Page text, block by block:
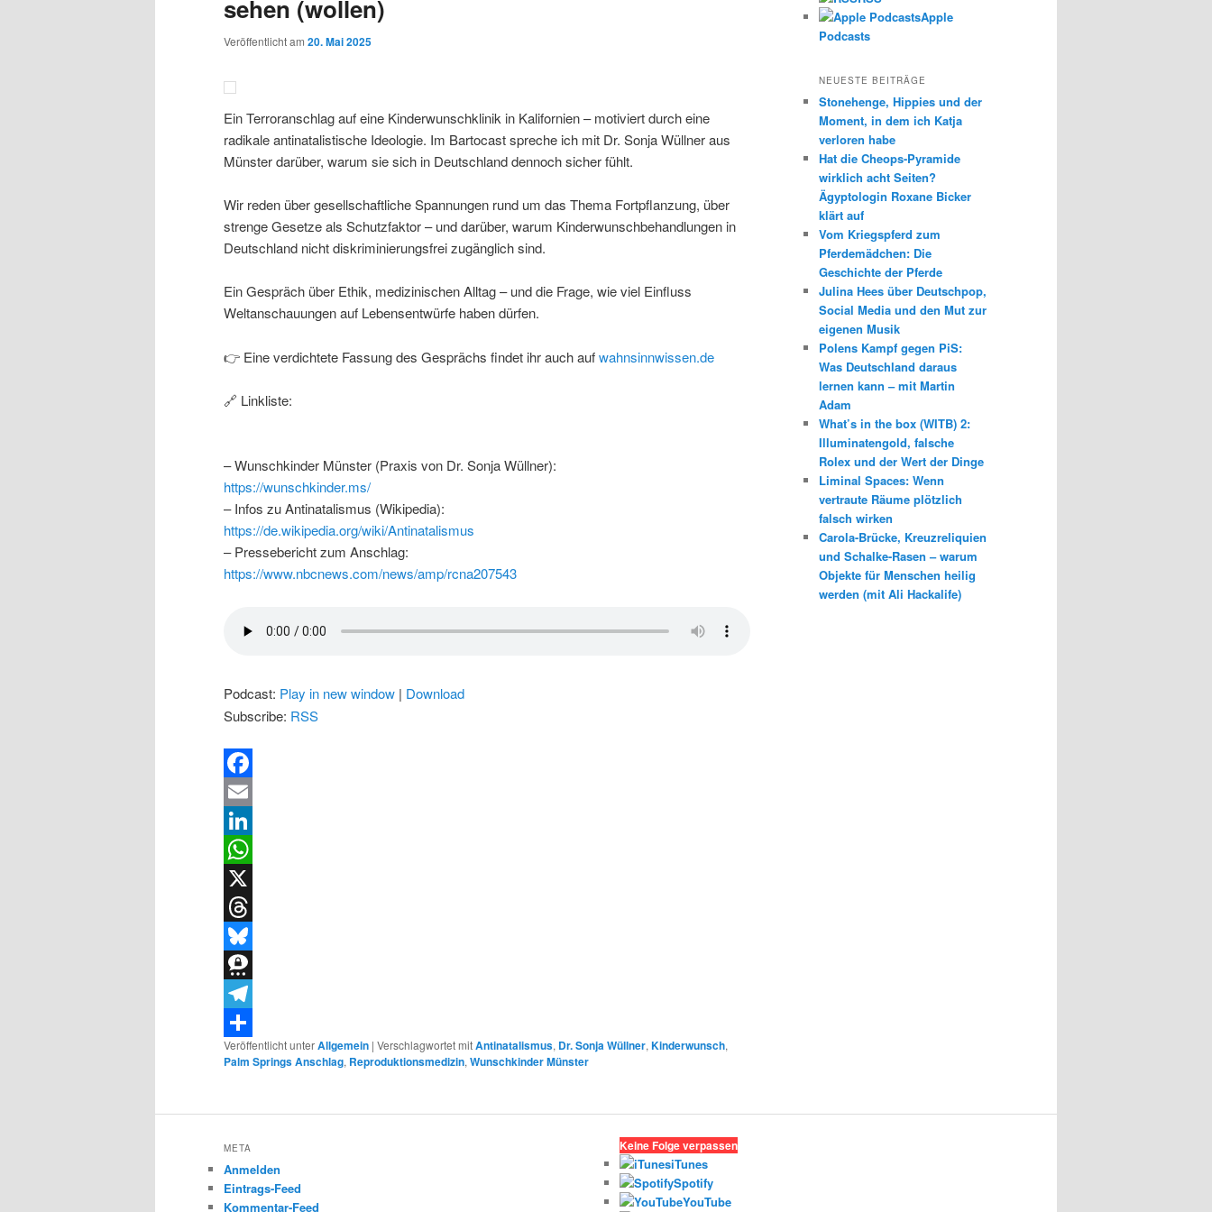
sehen (wollen)
Veröffentlicht am 20. Mai 2025
Ein Terroranschlag auf eine Kinderwunschklinik in Kalifornien – motiviert durch eine
radikale antinatalistische Ideologie. Im Bartocast spreche ich mit Dr. Sonja Wüllner aus
Münster darüber, warum sie sich in Deutschland dennoch sicher fühlt.
Wir reden über gesellschaftliche Spannungen rund um das Thema Fortpflanzung, über
strenge Gesetze als Schutzfaktor – und darüber, warum Kinderwunschbehandlungen in
Deutschland nicht diskriminierungsfrei zugänglich sind.
Ein Gespräch über Ethik, medizinischen Alltag – und die Frage, wie viel Einfluss
Weltanschauungen auf Lebensentwürfe haben dürfen.
👉 Eine verdichtete Fassung des Gesprächs findet ihr auch aufwahnsinnwissen.de
🔗 Linkliste:
– Wunschkinder Münster (Praxis von Dr. Sonja Wüllner):
https://wunschkinder.ms/
– Infos zu Antinatalismus (Wikipedia):
https://de.wikipedia.org/wiki/Antinatalismus
– Pressebericht zum Anschlag:
https://www.nbcnews.com/news/amp/rcna207543
Podcast: Play in new window | Download
Subscribe: RSS
Facebook
Email
LinkedIn
WhatsApp
X
Threads
Bluesky
Threema
Telegram
Teilen
Veröffentlicht unterAllgemein | Verschlagwortet mitAntinatalismus, Dr. Sonja Wüllner, Kinderwunsch,
Palm Springs Anschlag, Reproduktionsmedizin, Wunschkinder Münster
Apple
Podcasts
NEUESTE BEITRÄGE
Stonehenge, Hippies und der
Moment, in dem ich Katja
verloren habe
Hat die Cheops-Pyramide
wirklich acht Seiten?
Ägyptologin Roxane Bicker
klärt auf
Vom Kriegspferd zum
Pferdemädchen: Die
Geschichte der Pferde
Julina Hees über Deutschpop,
Social Media und den Mut zur
eigenen Musik
Polens Kampf gegen PiS:
Was Deutschland daraus
lernen kann – mit Martin
Adam
What’s in the box (WITB) 2:
Illuminatengold, falsche
Rolex und der Wert der Dinge
Liminal Spaces: Wenn
vertraute Räume plötzlich
falsch wirken
Carola-Brücke, Kreuzreliquien
und Schalke-Rasen – warum
Objekte für Menschen heilig
werden (mit Ali Hackalife)
META
Anmelden
Eintrags-Feed
Kommentar-Feed
Keine Folge verpassen
iTunes
Spotify
YouTube